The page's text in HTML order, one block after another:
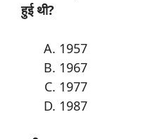
हुई थी?
1957
1967
1977
1987